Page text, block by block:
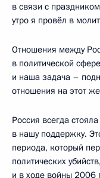
в связи с
утро я провёл в
Отношения между
в политической
и наша задача –
отношения на этот
Россия всегда
в нашу поддержку.
периода, который
политических
и в ходе войны 2006